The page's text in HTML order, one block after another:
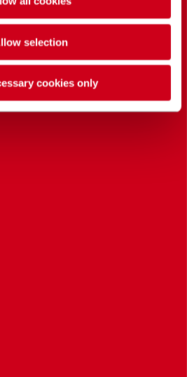
selection
cookies only